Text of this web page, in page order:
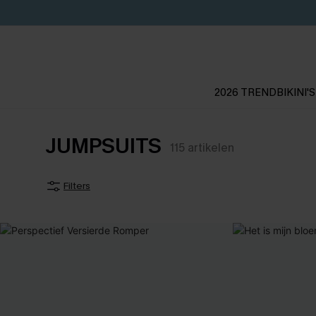
2026 TRENDBIKINI'S
JUMPSUITS 115 artikelen
Filters